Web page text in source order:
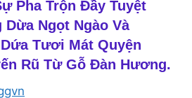
Pha Trộn Đầy Tuyệt
Ngọt Ngào Và
Tươi Mát Quyện
Rũ Từ Gỗ Đàn Hương.